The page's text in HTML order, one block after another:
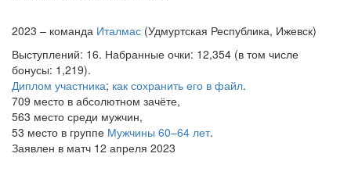
2023 – команда Италмас (Удмуртская Республика, Ижевск)
Выступлений: 16. Набранные очки: 12,354 (в том числе
бонусы: 1,219).
Диплом участника; как сохранить его в файл.
709 место в абсолютном зачёте,
563 место среди мужчин,
53 место в группе Мужчины 60–64 лет.
Заявлен в матч 12 апреля 2023